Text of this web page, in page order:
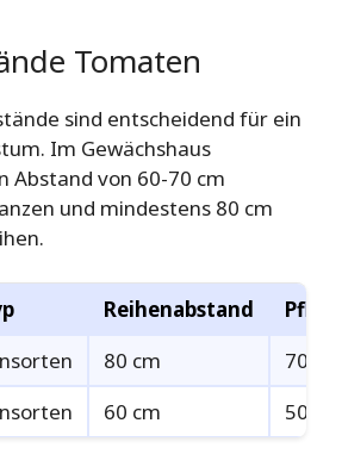
Tomaten
sind entscheidend für ein
Im Gewächshaus
Abstand von 60-70 cm
und mindestens 80 cm
Reihenabstand
80 cm
70 cm
60 cm 50 cm